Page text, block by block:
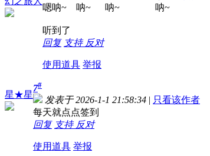
嗯呐~ 呐~ 呐~ 呐~
听到了
回复 支持 反对
使用道具 举报
星★星
7#
发表于 2026-1-1 21:58:34 | 只看该作者
每天就点点签到
回复 支持 反对
使用道具 举报